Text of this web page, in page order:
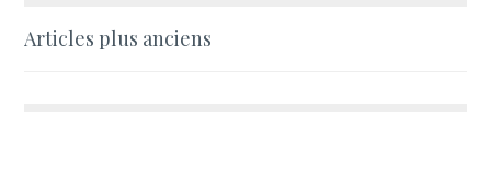
Navigation
Articles plus anciens